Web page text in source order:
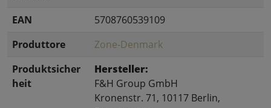
EAN
5708760539109
Produttore
Zone-Denmark
Produktsicher
heit
Hersteller:
F&H Group GmbH
Kronenstr. 71, 10117 Berlin,